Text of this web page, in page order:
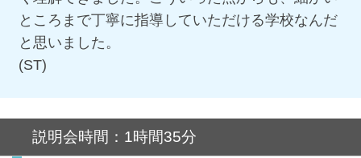
ところまで丁寧に指導していただける学校なんだ
と思いました。
(ST)
説明会時間：1時間35分